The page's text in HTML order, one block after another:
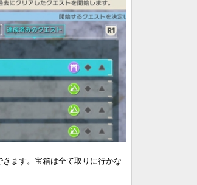
ます。宝箱は全て取りに行かな